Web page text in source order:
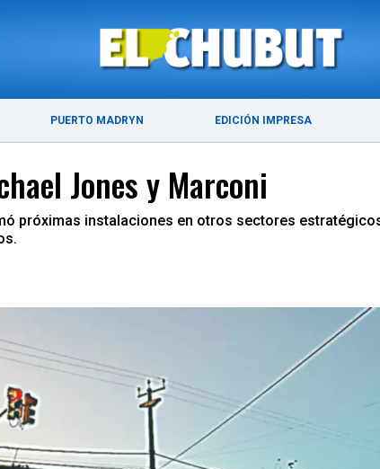
PUERTO MADRYN EDICIÓN IMPRESA
ÚLTIMAS NOTICIAS PUERTO
Jones y Marconi
próximas instalaciones en otros sectores